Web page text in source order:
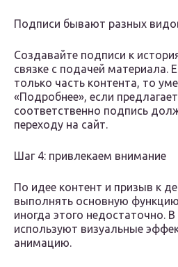
Подписи бывают разных
Создавайте подписи к
связке с подачей материала.
только часть контента, то
«Подробнее», если
соответственно подпись
переходу на сайт.
Шаг 4: привлекаем внимание
По идее контент и призыв к
выполнять основную
иногда этого недостаточно.
используют визуальные
анимацию.